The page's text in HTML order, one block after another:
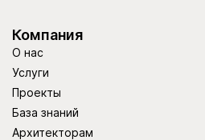
Компания
О нас
Услуги
Проекты
База знаний
Архитекторам